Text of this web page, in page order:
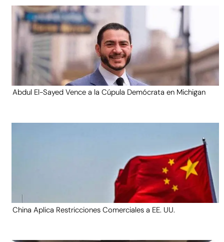
Abdul El-Sayed Vence a la Cúpula Demócrata en Michigan
China Aplica Restricciones Comerciales a EE. UU.